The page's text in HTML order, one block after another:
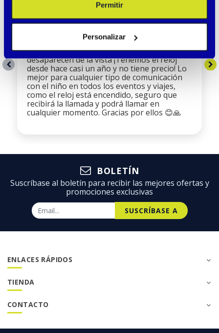
Permitir
Personalizar
Andrea Novotná-Černohorská
Las pulseras son geniales para niños y
adultos.Ideal para eventos donde hay mucha
gente y para viajes cuando los niños
desaparecen de la vista ¡Tenemos el reloj
desde hace casi un año y no tiene precio! Lo
mejor para cualquier tipo de comunicación
con el niño en todos los eventos y viajes,
como el reloj está encendido, seguro que
recibirá la llamada y podrá llamar en
cualquier momento. Gracias por ellos 😊🙏
BOLETÍN
Suscríbase al boletín para recibir las mejores ofertas y
promociones exclusivas
SUSCRÍBASE A
ENLACES RÁPIDOS
TIENDA
CONTACTO